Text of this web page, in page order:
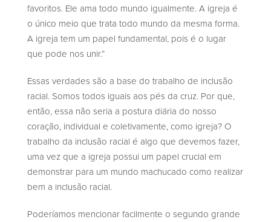
favoritos. Ele ama todo mundo igualmente. A igreja é
o único meio que trata todo mundo da mesma forma.
A igreja tem um papel fundamental, pois é o lugar
que pode nos unir.”
Essas verdades são a base do trabalho de inclusão
racial. Somos todos iguais aos pés da cruz. Por que,
então, essa não seria a postura diária do nosso
coração, individual e coletivamente, como igreja? O
trabalho da inclusão racial é algo que devemos fazer,
uma vez que a igreja possui um papel crucial em
demonstrar para um mundo machucado como realizar
bem a inclusão racial.
Poderíamos mencionar facilmente o segundo grande